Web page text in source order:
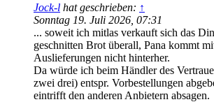
Jock-l hat geschrieben: ↑
Sonntag 19. Juli 2026, 07:31
... soweit ich mitlas verkauft sich das
geschnitten Brot überall, Pana kommt
Auslieferungen nicht hinterher.
Da würde ich beim Händler des
zwei drei) entspr. Vorbestellungen
eintrifft den anderen Anbietern absagen.